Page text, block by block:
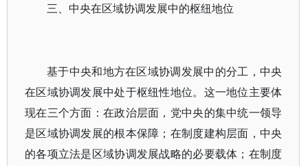
三、中央在区域协调发展中的枢纽地位
基于中央和地方在区域协调发展中的分工，中央
在区域协调发展中处于枢纽性地位。这一地位主要体
现在三个方面：在政治层面，党中央的集中统一领导
是区域协调发展的根本保障；在制度建构层面，中央
的各项立法是区域协调发展战略的必要载体；在制度